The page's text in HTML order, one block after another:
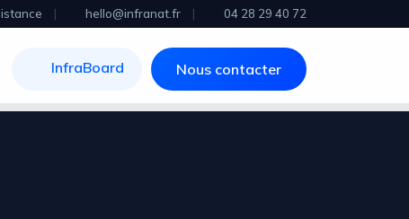
| hello@infranat.fr | 04 28 29 40 72
InfraBoard Nous contacter